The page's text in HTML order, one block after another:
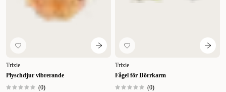
Trixie
Plyschdjur vibrerande
(0)
Trixie
Fågel för Dörrkarm
(0)